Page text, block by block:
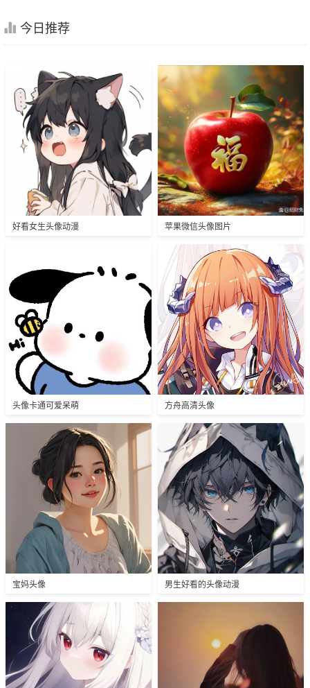
今日推荐
好看女生头像动漫 苹果微信头像图片
头像卡通可爱呆萌 方舟高清头像
宝妈头像 男生好看的头像动漫